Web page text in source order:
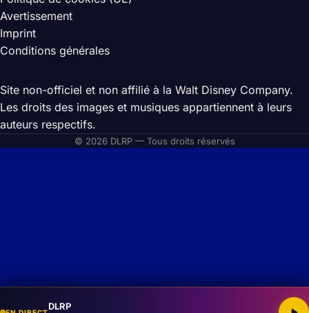
Avertissement
Imprint
Conditions générales
Site non-officiel et non affilié à la Walt Disney Company.
Les droits des images et musiques appartiennent à leurs
auteurs respectifs.
© 2026 DLRP — Tous droits réservés
DLRP